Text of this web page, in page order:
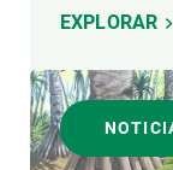
EXPLORAR